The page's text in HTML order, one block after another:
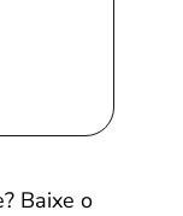
Baixe o